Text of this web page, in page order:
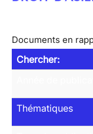
Documents en
Chercher:
Thématiques